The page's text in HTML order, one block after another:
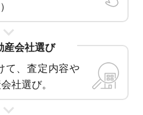
産会社選び
て、査定内容や
社選び。